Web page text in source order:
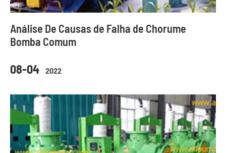
08-04 2022
Análise De Causas de Falha de Chorume
Bomba Comum